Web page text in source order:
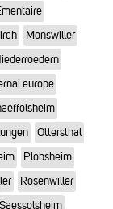
Monswiller
europe
Ottersthal
Plobsheim
Rosenwiller
Saessolsheim